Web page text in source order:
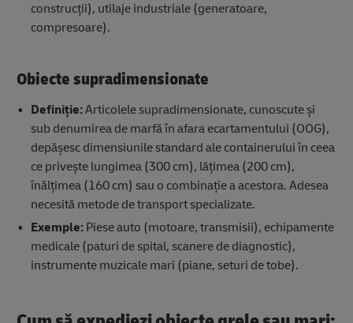
construcții), utilaje industriale (generatoare,
compresoare).
Obiecte supradimensionate
Definiție:Articolele supradimensionate, cunoscute și
sub denumirea de marfă în afara ecartamentului (OOG),
depășesc dimensiunile standard ale containerului în ceea
ce privește lungimea (300 cm), lățimea (200 cm),
înălțimea (160 cm) sau o combinație a acestora. Adesea
necesită metode de transport specializate.
Exemple: Piese auto (motoare, transmisii), echipamente
medicale (paturi de spital, scanere de diagnostic),
instrumente muzicale mari (piane, seturi de tobe).